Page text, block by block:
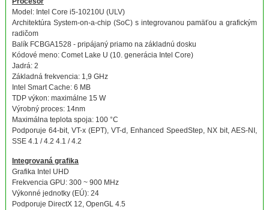
Model: Intel Core i5-10210U (ULV)
Architektúra System-on-a-chip (SoC) s integrovanou pamäťou a grafickým
radičom
Balík FCBGA1528 - pripájaný priamo na základnú dosku
Kódové meno: Comet Lake U (10. generácia Intel Core)
Jadrá: 2
Základná frekvencia: 1,9 GHz
Intel Smart Cache: 6 MB
TDP výkon: maximálne 15 W
Výrobný proces: 14nm
Maximálna teplota spoja: 100 °C
Podporuje 64-bit, VT-x (EPT), VT-d, Enhanced SpeedStep, NX bit, AES-NI,
SSE 4.1 / 4.2 4.1 / 4.2
Integrovaná grafika
Grafika Intel UHD
Frekvencia GPU: 300 ~ 900 MHz
Výkonné jednotky (EÚ): 24
Podporuje DirectX 12, OpenGL 4.5